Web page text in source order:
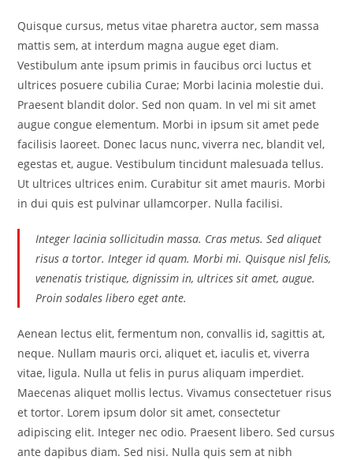
Quisque cursus, metus vitae pharetra auctor, sem massa
mattis sem, at interdum magna augue eget diam.
Vestibulum ante ipsum primis in faucibus orci luctus et
ultrices posuere cubilia Curae; Morbi lacinia molestie dui.
Praesent blandit dolor. Sed non quam. In vel mi sit amet
augue congue elementum. Morbi in ipsum sit amet pede
facilisis laoreet. Donec lacus nunc, viverra nec, blandit vel,
egestas et, augue. Vestibulum tincidunt malesuada tellus.
Ut ultrices ultrices enim. Curabitur sit amet mauris. Morbi
in dui quis est pulvinar ullamcorper. Nulla facilisi.
Integer lacinia sollicitudin massa. Cras metus. Sed aliquet
risus a tortor. Integer id quam. Morbi mi. Quisque nisl felis,
venenatis tristique, dignissim in, ultrices sit amet, augue.
Proin sodales libero eget ante.
Aenean lectus elit, fermentum non, convallis id, sagittis at,
neque. Nullam mauris orci, aliquet et, iaculis et, viverra
vitae, ligula. Nulla ut felis in purus aliquam imperdiet.
Maecenas aliquet mollis lectus. Vivamus consectetuer risus
et tortor. Lorem ipsum dolor sit amet, consectetur
adipiscing elit. Integer nec odio. Praesent libero. Sed cursus
ante dapibus diam. Sed nisi. Nulla quis sem at nibh